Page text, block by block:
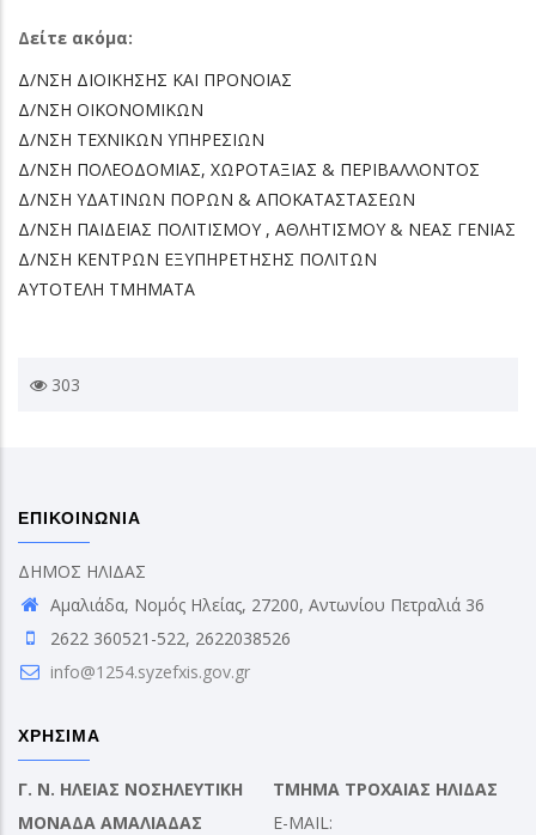
Δείτε ακόμα:
Δ/ΝΣΗ ΔΙΟΙΚΗΣΗΣ ΚΑΙ ΠΡΟΝΟΙΑΣ
Δ/ΝΣΗ ΟΙΚΟΝΟΜΙΚΩΝ
Δ/ΝΣΗ ΤΕΧΝΙΚΩΝ ΥΠΗΡΕΣΙΩΝ
Δ/ΝΣΗ ΠΟΛΕΟΔΟΜΙΑΣ, ΧΩΡΟΤΑΞΙΑΣ & ΠΕΡΙΒΑΛΛΟΝΤΟΣ
Δ/ΝΣΗ ΥΔΑΤΙΝΩΝ ΠΟΡΩΝ & ΑΠΟΚΑΤΑΣΤΑΣΕΩΝ
Δ/ΝΣΗ ΠΑΙΔΕΙΑΣ ΠΟΛΙΤΙΣΜΟΥ , ΑΘΛΗΤΙΣΜΟΥ & ΝΕΑΣ ΓΕΝΙΑΣ
Δ/ΝΣΗ ΚΕΝΤΡΩΝ ΕΞΥΠΗΡΕΤΗΣΗΣ ΠΟΛΙΤΩΝ
ΑΥΤΟΤΕΛΗ ΤΜΗΜΑΤΑ
303
ΕΠΙΚΟΙΝΩΝΙΑ
ΔΗΜΟΣ ΗΛΙΔΑΣ
Αμαλιάδα, Νομός Ηλείας, 27200, Αντωνίου Πετραλιά 36
2622 360521-522, 2622038526
info@1254.syzefxis.gov.gr
ΧΡΗΣΙΜΑ
Γ. Ν. ΗΛΕΙΑΣ ΝΟΣΗΛΕΥΤΙΚΗ
ΜΟΝΑΔΑ ΑΜΑΛΙΑΔΑΣ
ΤΜΗΜΑ ΤΡΟΧΑΙΑΣ ΗΛΙΔΑΣ
E-MAIL: